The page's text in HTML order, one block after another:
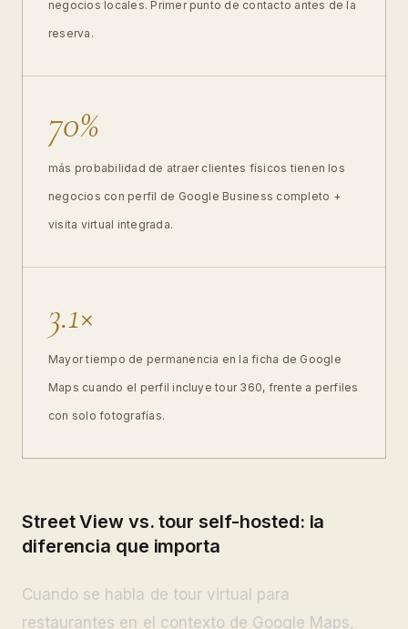
negocios locales. Primer punto de contacto antes de la
reserva.
70%
más probabilidad de atraer clientes físicos tienen los
negocios con perfil de Google Business completo +
visita virtual integrada.
3.1×
Mayor tiempo de permanencia en la ficha de Google
Maps cuando el perfil incluye tour 360, frente a perfiles
con solo fotografías.
Street View vs. tour self-hosted: la
diferencia que importa
Cuando se habla de tour virtual para
restaurantes en el contexto de Google Maps,